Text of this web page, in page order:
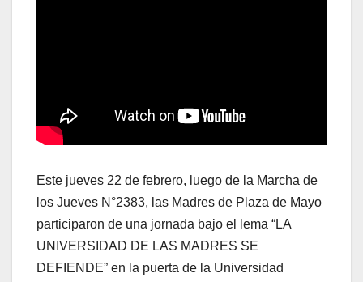
Este jueves 22 de febrero, luego de la Marcha de
los Jueves N°2383, las Madres de Plaza de Mayo
participaron de una jornada bajo el lema “LA
UNIVERSIDAD DE LAS MADRES SE
DEFIENDE” en la puerta de la Universidad